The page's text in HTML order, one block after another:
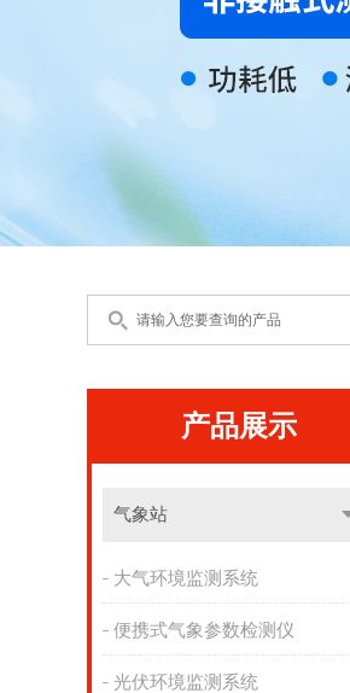
产品展示
气象站
大气环境监测系统
便携式气象参数检测仪
光伏环境监测系统